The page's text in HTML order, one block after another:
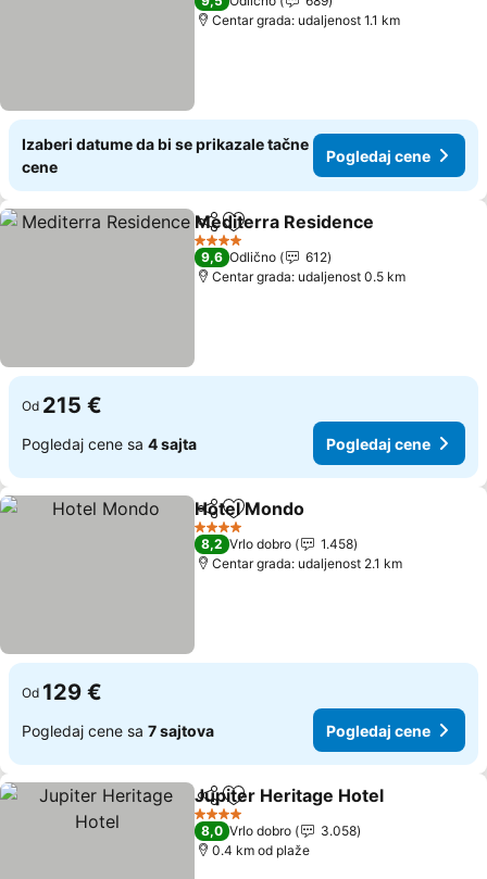
Centar grada: udaljenost 1.1 km
Izaberi datume da bi se prikazale tačne
cene
Pogledaj cene
Deli Dodati u favorite
Mediterra Residence
4 Zvezdice
9,6 Odlično
612
Centar grada: udaljenost 0.5 km
Od 215 €
Pogledaj cene sa 4 sajta Pogledaj cene
Deli Dodati u favorite
Hotel Mondo
4 Zvezdice
8,2 Vrlo dobro
1.458
Centar grada: udaljenost 2.1 km
Od 129 €
Pogledaj cene sa 7 sajtova Pogledaj cene
Deli Dodati u favorite
Jupiter Heritage Hotel
4 Zvezdice
8,0 Vrlo dobro
3.058
0.4 km od plaže